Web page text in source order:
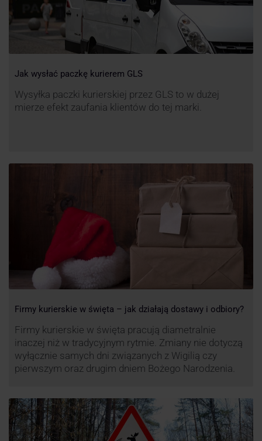
Jak wysłać paczkę kurierem GLS
Wysyłka paczki kurierskiej przez GLS to w dużej
mierze efekt zaufania klientów do tej marki.
Firmy kurierskie w święta – jak działają dostawy i odbiory?
Firmy kurierskie w święta pracują diametralnie
inaczej niż w tradycyjnym rytmie. Zmiany nie dotyczą
wyłącznie samych dni związanych z Wigilią czy
pierwszym oraz drugim dniem Bożego Narodzenia.